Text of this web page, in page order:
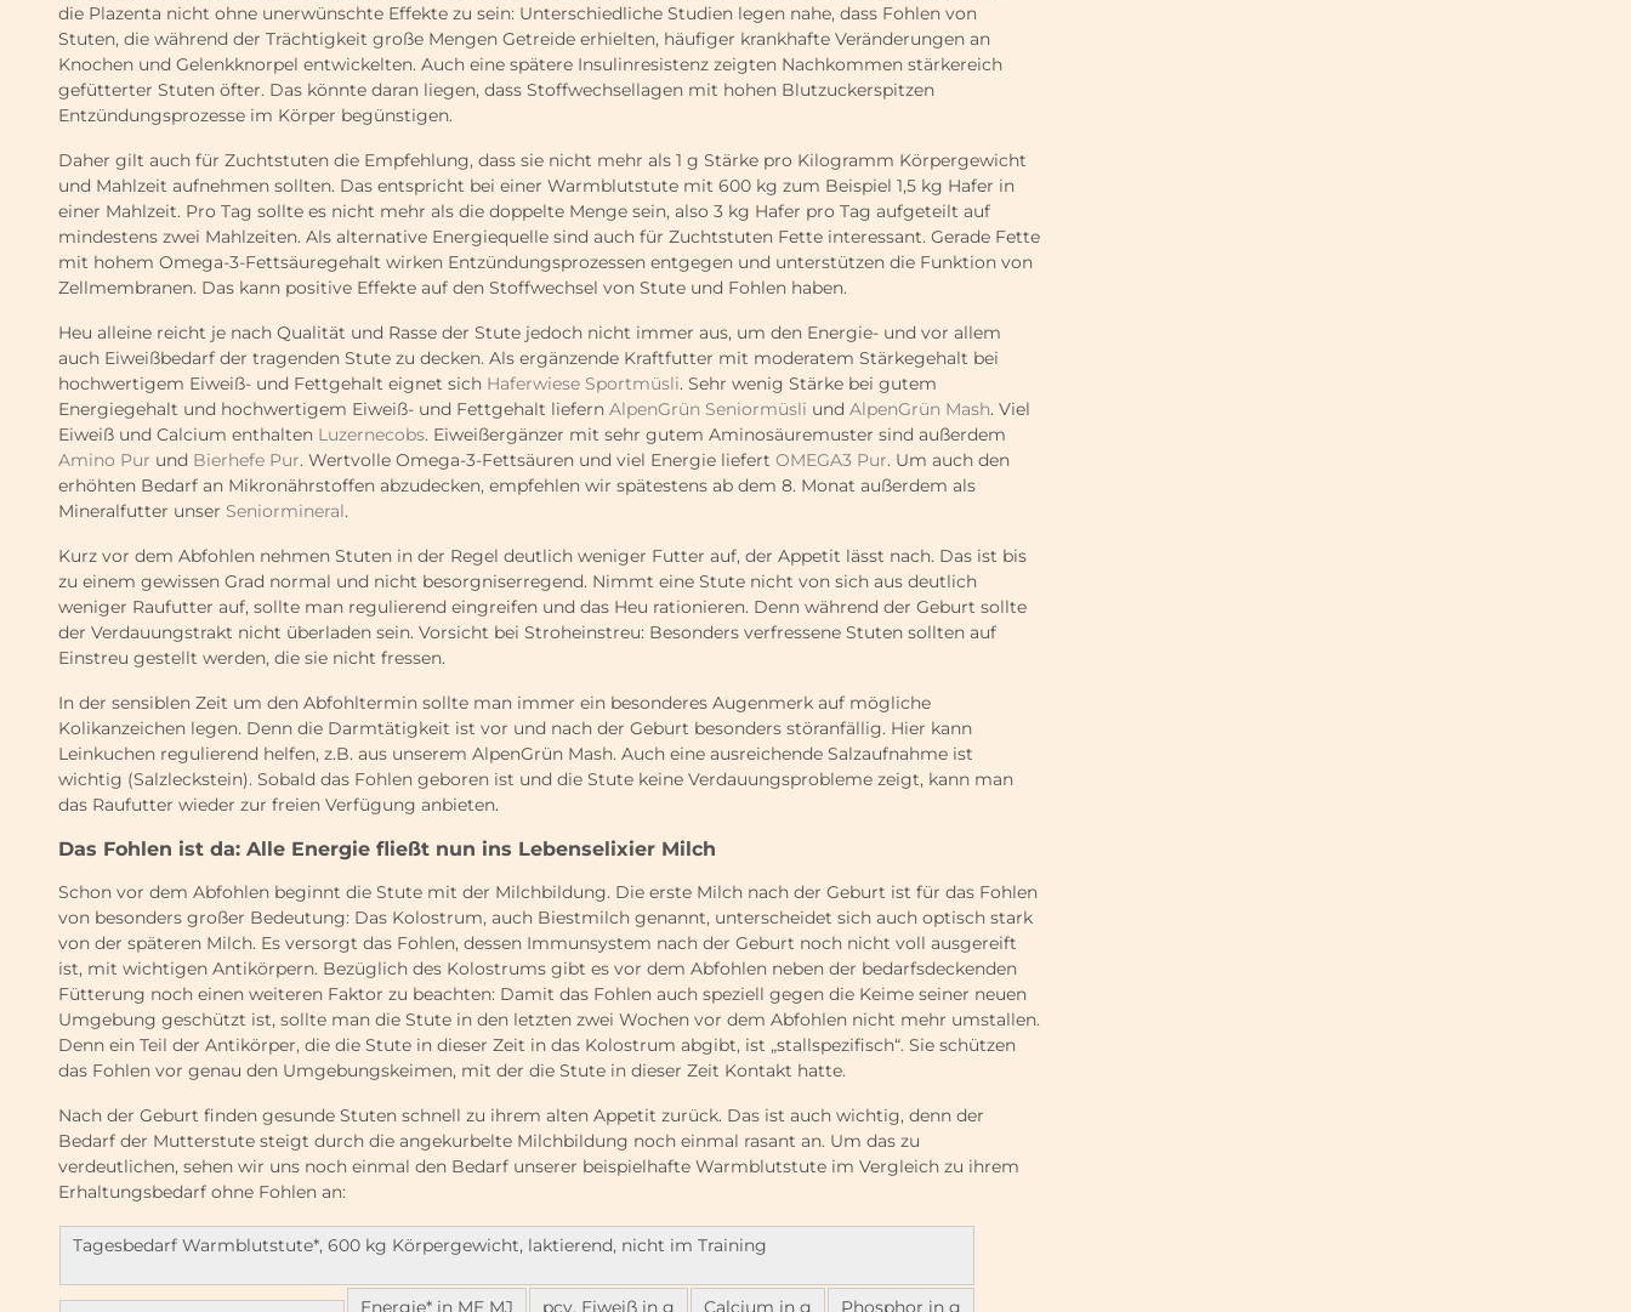
die Plazenta nicht ohne unerwünschte Effekte zu sein: Unterschiedliche Studien legen nahe, dass Fohlen von
Stuten, die während der Trächtigkeit große Mengen Getreide erhielten, häufiger krankhafte Veränderungen an
Knochen und Gelenkknorpel entwickelten. Auch eine spätere Insulinresistenz zeigten Nachkommen stärkereich
gefütterter Stuten öfter. Das könnte daran liegen, dass Stoffwechsellagen mit hohen Blutzuckerspitzen
Entzündungsprozesse im Körper begünstigen.
Daher gilt auch für Zuchtstuten die Empfehlung, dass sie nicht mehr als 1 g Stärke pro Kilogramm Körpergewicht
und Mahlzeit aufnehmen sollten. Das entspricht bei einer Warmblutstute mit 600 kg zum Beispiel 1,5 kg Hafer in
einer Mahlzeit. Pro Tag sollte es nicht mehr als die doppelte Menge sein, also 3 kg Hafer pro Tag aufgeteilt auf
mindestens zwei Mahlzeiten. Als alternative Energiequelle sind auch für Zuchtstuten Fette interessant. Gerade Fette
mit hohem Omega-3-Fettsäuregehalt wirken Entzündungsprozessen entgegen und unterstützen die Funktion von
Zellmembranen. Das kann positive Effekte auf den Stoffwechsel von Stute und Fohlen haben.
Heu alleine reicht je nach Qualität und Rasse der Stute jedoch nicht immer aus, um den Energie- und vor allem
auch Eiweißbedarf der tragenden Stute zu decken. Als ergänzende Kraftfutter mit moderatem Stärkegehalt bei
hochwertigem Eiweiß- und Fettgehalt eignet sich Haferwiese Sportmüsli. Sehr wenig Stärke bei gutem
Energiegehalt und hochwertigem Eiweiß- und Fettgehalt liefern AlpenGrün Seniormüsli und AlpenGrün Mash. Viel
Eiweiß und Calcium enthalten Luzernecobs. Eiweißergänzer mit sehr gutem Aminosäuremuster sind außerdem
Amino Pur und Bierhefe Pur. Wertvolle Omega-3-Fettsäuren und viel Energie liefert OMEGA3 Pur. Um auch den
erhöhten Bedarf an Mikronährstoffen abzudecken, empfehlen wir spätestens ab dem 8. Monat außerdem als
Mineralfutter unser Seniormineral.
Kurz vor dem Abfohlen nehmen Stuten in der Regel deutlich weniger Futter auf, der Appetit lässt nach. Das ist bis
zu einem gewissen Grad normal und nicht besorgniserregend. Nimmt eine Stute nicht von sich aus deutlich
weniger Raufutter auf, sollte man regulierend eingreifen und das Heu rationieren. Denn während der Geburt sollte
der Verdauungstrakt nicht überladen sein. Vorsicht bei Stroheinstreu: Besonders verfressene Stuten sollten auf
Einstreu gestellt werden, die sie nicht fressen.
In der sensiblen Zeit um den Abfohltermin sollte man immer ein besonderes Augenmerk auf mögliche
Kolikanzeichen legen. Denn die Darmtätigkeit ist vor und nach der Geburt besonders störanfällig. Hier kann
Leinkuchen regulierend helfen, z.B. aus unserem AlpenGrün Mash. Auch eine ausreichende Salzaufnahme ist
wichtig (Salzleckstein). Sobald das Fohlen geboren ist und die Stute keine Verdauungsprobleme zeigt, kann man
das Raufutter wieder zur freien Verfügung anbieten.
Das Fohlen ist da: Alle Energie fließt nun ins Lebenselixier Milch
Schon vor dem Abfohlen beginnt die Stute mit der Milchbildung. Die erste Milch nach der Geburt ist für das Fohlen
von besonders großer Bedeutung: Das Kolostrum, auch Biestmilch genannt, unterscheidet sich auch optisch stark
von der späteren Milch. Es versorgt das Fohlen, dessen Immunsystem nach der Geburt noch nicht voll ausgereift
ist, mit wichtigen Antikörpern. Bezüglich des Kolostrums gibt es vor dem Abfohlen neben der bedarfsdeckenden
Fütterung noch einen weiteren Faktor zu beachten: Damit das Fohlen auch speziell gegen die Keime seiner neuen
Umgebung geschützt ist, sollte man die Stute in den letzten zwei Wochen vor dem Abfohlen nicht mehr umstallen.
Denn ein Teil der Antikörper, die die Stute in dieser Zeit in das Kolostrum abgibt, ist „stallspezifisch“. Sie schützen
das Fohlen vor genau den Umgebungskeimen, mit der die Stute in dieser Zeit Kontakt hatte.
Nach der Geburt finden gesunde Stuten schnell zu ihrem alten Appetit zurück. Das ist auch wichtig, denn der
Bedarf der Mutterstute steigt durch die angekurbelte Milchbildung noch einmal rasant an. Um das zu
verdeutlichen, sehen wir uns noch einmal den Bedarf unserer beispielhafte Warmblutstute im Vergleich zu ihrem
Erhaltungsbedarf ohne Fohlen an:
Tagesbedarf Warmblutstute*, 600 kg Körpergewicht, laktierend, nicht im Training
Energie* in ME MJ pcv. Eiweiß in g Calcium in g Phosphor in g